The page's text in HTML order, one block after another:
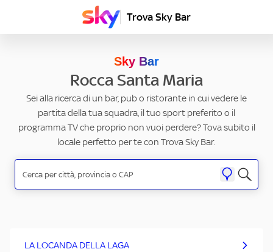
Trova Sky Bar
Sky Bar
Rocca Santa Maria
Sei alla ricerca di un bar, pub o ristorante in cui vedere le
partita della tua squadra, il tuo sport preferito o il
programma TV che proprio non vuoi perdere? Tova subito il
locale perfetto per te con Trova Sky Bar.
LA LOCANDA DELLA LAGA